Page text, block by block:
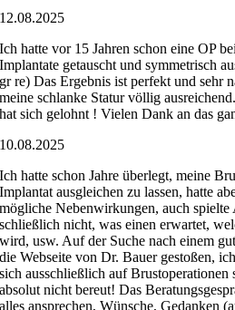
12.08.2025
Ich hatte vor 15 Jahren schon eine OP
Implantate getauscht und symmetrisch
gr re) Das Ergebnis ist perfekt und sehr
meine schlanke Statur völlig
hat sich gelohnt ! Vielen Dank an das
10.08.2025
Ich hatte schon Jahre überlegt, meine
Implantat ausgleichen zu lassen, hatte
mögliche Nebenwirkungen, auch
schließlich nicht, was einen erwartet,
wird, usw. Auf der Suche nach einem
die Webseite von Dr. Bauer gestoßen,
sich ausschließlich auf Brustoperationen
absolut nicht bereut! Das
alles ansprechen, Wünsche, Gedanken